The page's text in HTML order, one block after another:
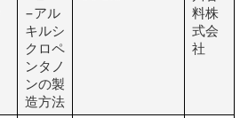
−アル
キルシ
クロペ
ンタノ
ンの製
造方法
料株
式会
社